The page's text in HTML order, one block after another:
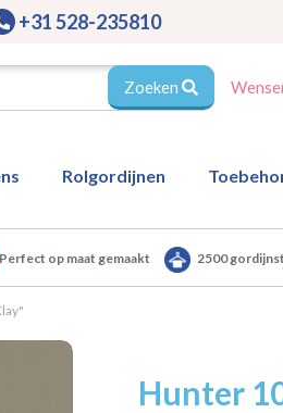
+31 528-235810
Zoeken
Rolgordijnen
Perfect op maat gemaakt 2500
Hunter